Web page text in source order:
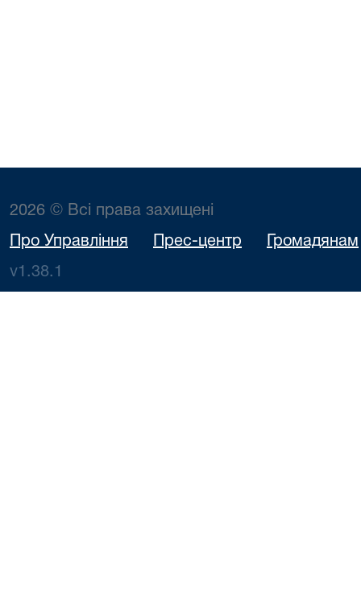
2026 © Всі права захищені
Про Управління Прес-центр Громадянам
v1.38.1